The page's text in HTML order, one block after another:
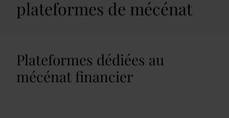
plateformes de mécénat
Plateformes dédiées au
mécénat financier